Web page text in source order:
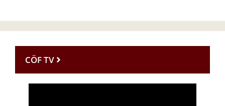
CÖF TV